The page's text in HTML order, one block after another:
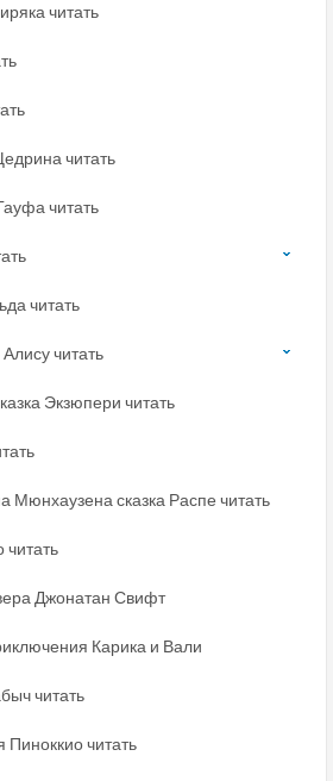
читать
читать
читать
читать
читать
Экзюпери читать
Мюнхаузена сказка Распе читать
читать
Джонатан Свифт
Карика и Вали
читать
читать